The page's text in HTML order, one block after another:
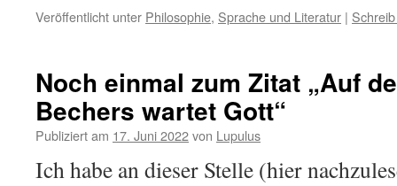
Veröffentlicht unter Philosophie, Sprache und Literatur |
Noch einmal zum Zitat „Auf
Bechers wartet Gott“
Publiziert am 17. Juni 2022von Lupulus
Ich habe an dieser Stelle (hier